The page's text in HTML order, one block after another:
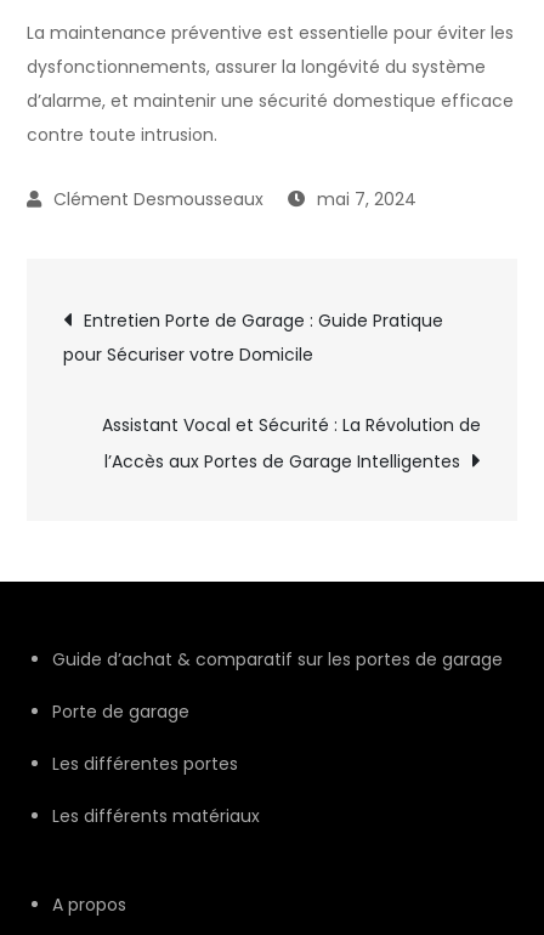
La maintenance préventive est essentielle pour éviter les
dysfonctionnements, assurer la longévité du système
d’alarme, et maintenir une sécurité domestique efficace
contre toute intrusion.
mai 7, 2024
Navigation
de
l’article
Entretien Porte de Garage : Guide Pratique
pour Sécuriser votre Domicile
Assistant Vocal et Sécurité : La Révolution de
l’Accès aux Portes de Garage Intelligentes
Guide d’achat & comparatif sur les portes de garage
Porte de garage
Les différentes portes
Les différents matériaux
A propos